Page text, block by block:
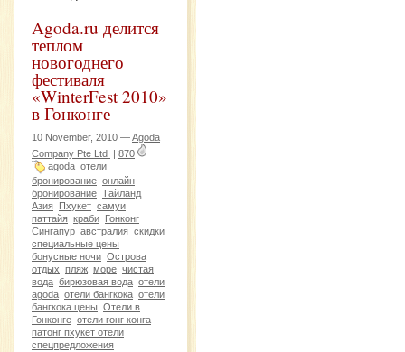
Agoda.ru делится
теплом
новогоднего
фестиваля
«WinterFest 2010»
в Гонконге
10 November, 2010 —Agoda
Company Pte Ltd | 870
agoda отели
бронирование онлайн
бронирование Тайланд
Азия Пхукет самуи
паттайя краби Гонконг
Сингапур австралия скидки
специальные цены
бонусные ночи Острова
отдых пляж море чистая
вода бирюзовая вода отели
agoda отели бангкока отели
бангкока цены Отели в
Гонконге отели гонг конга
патонг пхукет отели
спецпредложения